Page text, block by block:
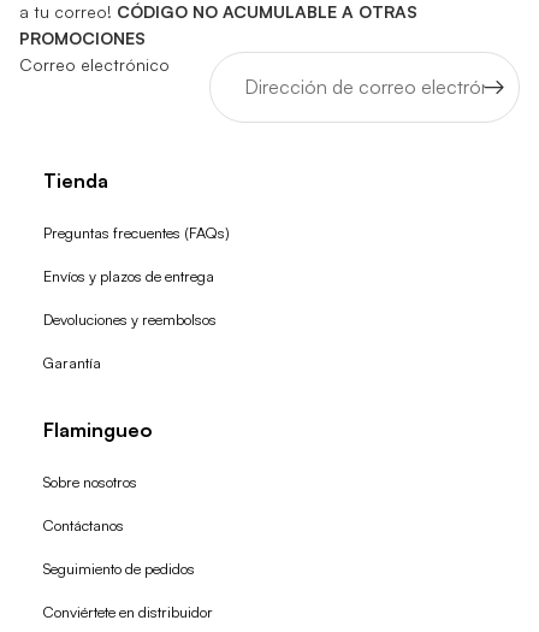
a tu correo! CÓDIGO NO ACUMULABLE A OTRAS
PROMOCIONES
Correo electrónico
Tienda
Preguntas frecuentes (FAQs)
Envíos y plazos de entrega
Devoluciones y reembolsos
Garantía
Flamingueo
Sobre nosotros
Contáctanos
Seguimiento de pedidos
Conviértete en distribuidor